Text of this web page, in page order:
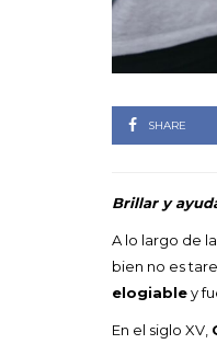
SHARE
Brillar y
A lo largo de
bien no es
elogiabley
En el siglo XV,